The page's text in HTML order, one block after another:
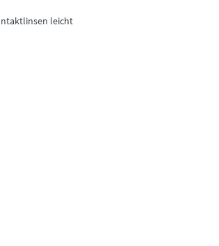
leicht